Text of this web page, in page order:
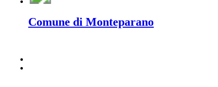
Comune di Monteparano